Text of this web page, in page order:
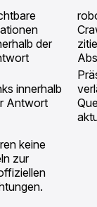
der
innerhalb
Antwort
keine
zur